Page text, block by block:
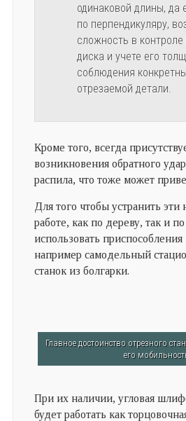
одинаковой длины, да
по перпендикуляру,
сложность в
диска и учете его
соблюдения
отрезаемой детали.
Кроме того, всегда
возникновения обратного
распила, что тоже может
Для того чтобы устранить эти
работе, как по дереву, так и
использовать приспособления
например самодельный
станок из болгарки.
Главное достоинство отрезного
его
При их наличии, угловая
будет работать как